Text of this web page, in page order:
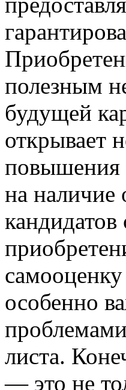
полезным
будущей
открывает
повышения
на наличие
особенно
листа.
— это не